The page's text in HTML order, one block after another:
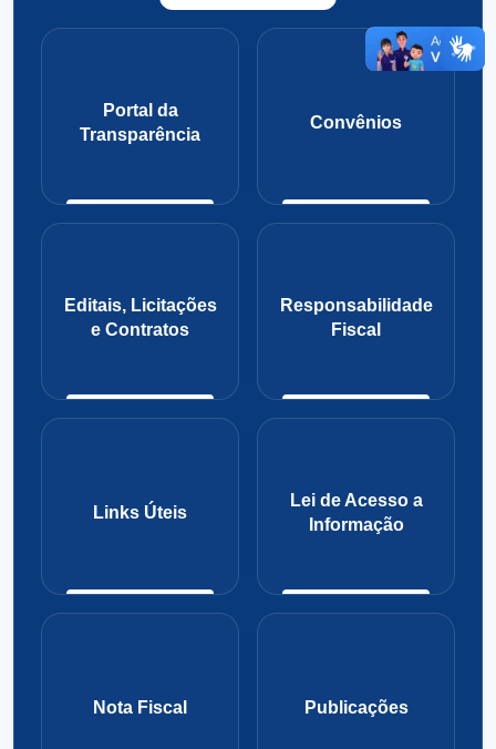
Portal da
Transparência
Convênios
Editais, Licitações
e Contratos
Responsabilidade
Fiscal
Links Úteis
Lei de Acesso a
Informação
Nota Fiscal Publicações